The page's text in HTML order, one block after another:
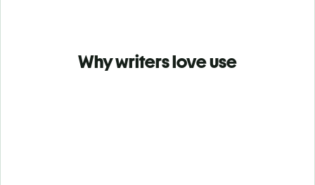
Why writers love use